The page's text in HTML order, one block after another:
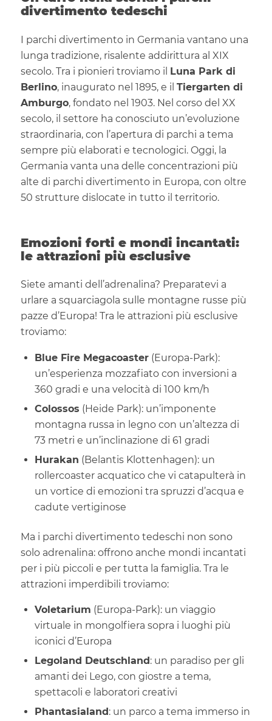
divertimento tedeschi
I parchi divertimento in Germania vantano una
lunga tradizione, risalente addirittura al XIX
secolo. Tra i pionieri troviamo il Luna Park di
Berlino, inaugurato nel 1895, e il Tiergarten di
Amburgo, fondato nel 1903. Nel corso del XX
secolo, il settore ha conosciuto un’evoluzione
straordinaria, con l’apertura di parchi a tema
sempre più elaborati e tecnologici. Oggi, la
Germania vanta una delle concentrazioni più
alte di parchi divertimento in Europa, con oltre
50 strutture dislocate in tutto il territorio.
Emozioni forti e mondi incantati:
le attrazioni più esclusive
Siete amanti dell’adrenalina? Preparatevi a
urlare a squarciagola sulle montagne russe più
pazze d’Europa! Tra le attrazioni più esclusive
troviamo:
Blue Fire Megacoaster(Europa-Park):
un’esperienza mozzafiato con inversioni a
360 gradi e una velocità di 100 km/h
Colossos (Heide Park): un’imponente
montagna russa in legno con un’altezza di
73 metri e un’inclinazione di 61 gradi
Hurakan (Belantis Klottenhagen): un
rollercoaster acquatico che vi catapulterà in
un vortice di emozioni tra spruzzi d’acqua e
cadute vertiginose
Ma i parchi divertimento tedeschi non sono
solo adrenalina: offrono anche mondi incantati
per i più piccoli e per tutta la famiglia. Tra le
attrazioni imperdibili troviamo:
Voletarium (Europa-Park): un viaggio
virtuale in mongolfiera sopra i luoghi più
iconici d’Europa
Legoland Deutschland : un paradiso per gli
amanti dei Lego, con giostre a tema,
spettacoli e laboratori creativi
Phantasialand : un parco a tema immerso in